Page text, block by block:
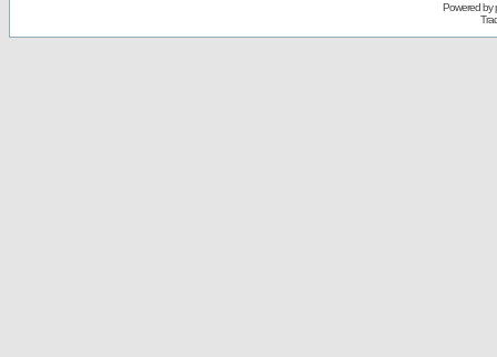
Powered by